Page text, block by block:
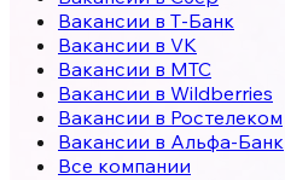
Вакансии в Т-Банк
Вакансии в VK
Вакансии в МТС
Вакансии в Wildberries
Вакансии в Ростелеком
Вакансии в Альфа-Банк
Все компании